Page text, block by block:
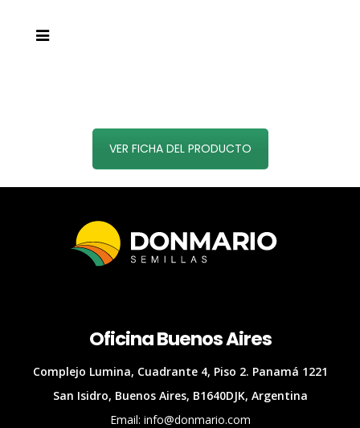
VER FICHA DEL PRODUCTO
Oficina Buenos Aires
Complejo Lumina, Cuadrante 4, Piso 2. Panamá 1221
San Isidro, Buenos Aires, B1640DJK, Argentina
Email: info@donmario.com